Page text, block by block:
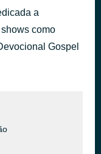
a
como
Gospel